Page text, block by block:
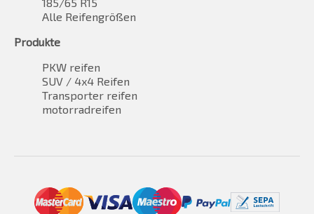
Alle Reifengrößen
Produkte
PKW reifen
SUV / 4x4 Reifen
Transporter reifen
motorradreifen